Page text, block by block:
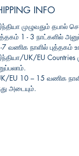
INFO
முழுவதும் தபால்
1 - 3 நாட்களில்
7 வணிக நாளில் புத்தகம்
/UK/EU Countries
.
EU 10 – 15 வணிக
அடையும்.